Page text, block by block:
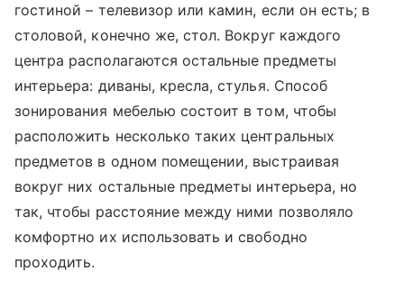
гостиной – телевизор или камин, если он есть; в
столовой, конечно же, стол. Вокруг каждого
центра располагаются остальные предметы
интерьера: диваны, кресла, стулья. Способ
зонирования мебелью состоит в том, чтобы
расположить несколько таких центральных
предметов в одном помещении, выстраивая
вокруг них остальные предметы интерьера, но
так, чтобы расстояние между ними позволяло
комфортно их использовать и свободно
проходить.